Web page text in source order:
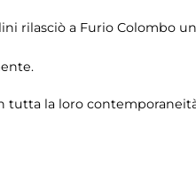
rilasciò a Furio Colombo
tutta la loro